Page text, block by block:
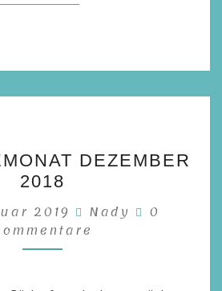
LESEMONAT
DEZEMBER
2018
DEZEMBER
2018
2019 Nady
0